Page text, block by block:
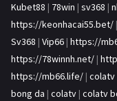
Kubet88 | 78win | sv368 |
https://keonhacai55.bet/ |
Sv368 | Vip66 | https://
https://78winnh.net/ |
https://mb66.life/ | colatv
bong da | colatv | colatv